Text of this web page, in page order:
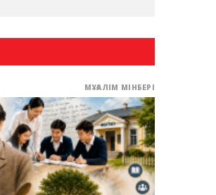
МҰҒАЛІМ МІНБЕРІ